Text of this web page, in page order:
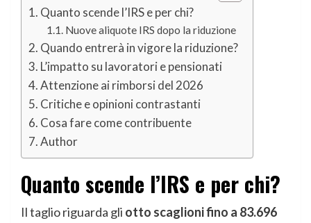
Quanto scende l’IRS e per chi?
Nuove aliquote IRS dopo la riduzione
Quando entrerà in vigore la riduzione?
L’impatto su lavoratori e pensionati
Attenzione ai rimborsi del 2026
Critiche e opinioni contrastanti
Cosa fare come contribuente
Author
Quanto scende l’IRS e per chi?
Il taglio riguarda gli otto scaglioni fino a 83.696